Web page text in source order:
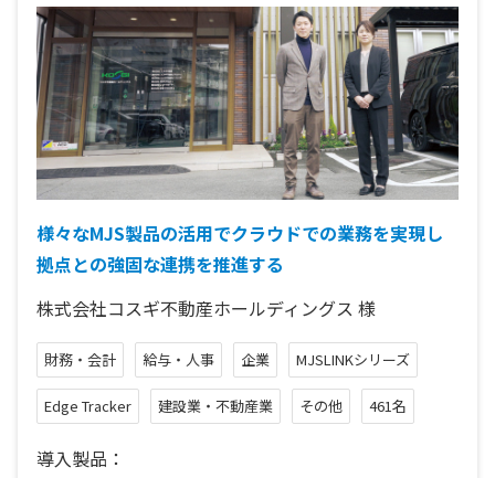
様々なMJS製品の活用でクラウドでの業務を実現し
拠点との強固な連携を推進する
株式会社コスギ不動産ホールディングス 様
財務・会計 給与・人事 企業 MJSLINKシリーズ
Edge Tracker 建設業・不動産業 その他 461名
導入製品：